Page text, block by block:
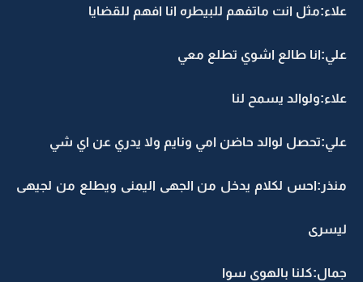
علاء:مثل انت ماتفهم للبيطره انا افهم للقضايا
علي:انا طالع اشوي تطلع معي
علاء:ولوالد يسمح لنا
علي:تحصل لوالد حاضن امي ونايم ولا يدري عن اي شي
منذر:احس لكلام يدخل من الجهى اليمنى ويطلع من لجيهى
ليسرى
جمال:كلنا بالهوى سوا